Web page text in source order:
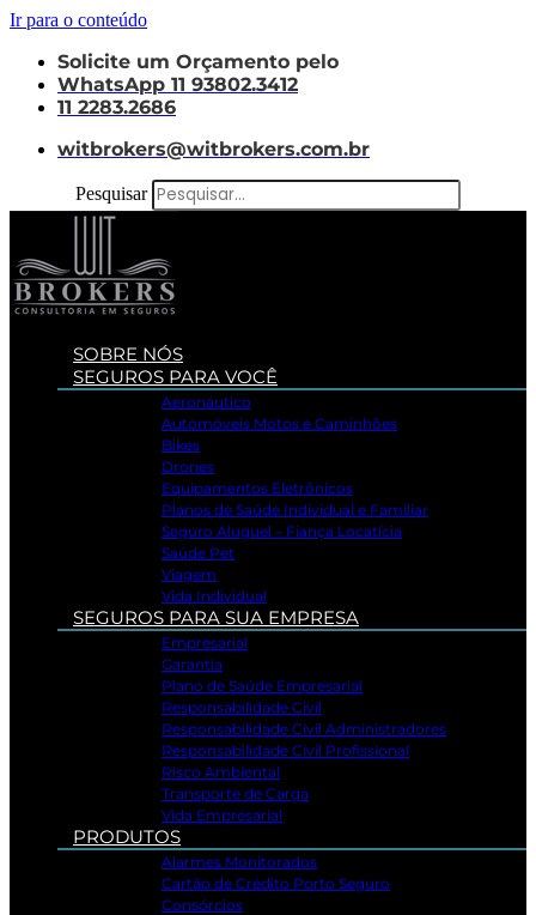
Ir para o conteúdo
Solicite um Orçamento pelo
WhatsApp 11 93802.3412
11 2283.2686
witbrokers@witbrokers.com.br
Pesquisar
SOBRE NÓS
SEGUROS PARA VOCÊ
Aeronáutico
Automóveis Motos e Caminhões
Bikes
Drones
Equipamentos Eletrônicos
Planos de Saúde Individual e Familiar
Seguro Aluguel – Fiança Locatícia
Saúde Pet
Viagem
Vida Individual
SEGUROS PARA SUA EMPRESA
Empresarial
Garantia
Plano de Saúde Empresarial
Responsabilidade Civil
Responsabilidade Civil Administradores
Responsabilidade Civil Profissional
Risco Ambiental
Transporte de Carga
Vida Empresarial
PRODUTOS
Alarmes Monitorados
Cartão de Crédito Porto Seguro
Consórcios